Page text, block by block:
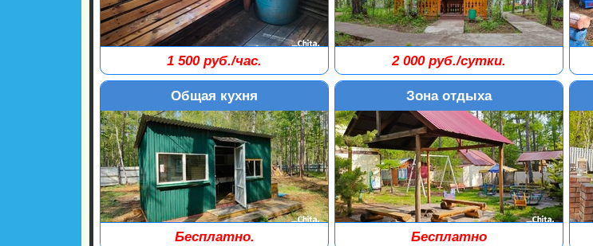
До 4-х человек.
1 500 руб./час.
Вместимость до 12-15 человек.
2 000 руб./сутки.
Общая кухня
Бесплатно.
Зона отдыха
Бесплатно